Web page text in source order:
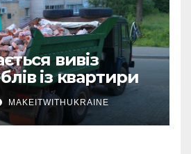
вивіз
із квартири
MAKEITWITHUKRAINE